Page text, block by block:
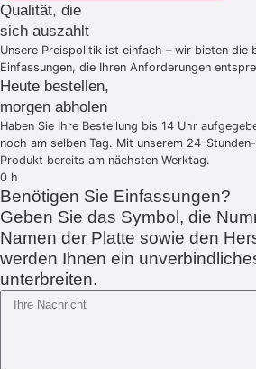
Qualität, die
sich auszahlt
Unsere Preispolitik ist einfach – wir bieten die
Einfassungen, die Ihren Anforderungen
Heute bestellen,
morgen abholen
Haben Sie Ihre Bestellung bis 14 Uhr
noch am selben Tag. Mit unserem 24-
Produkt bereits am nächsten Werktag.
0 h
Benötigen Sie Einfassungen?
Geben Sie das Symbol, die
Namen der Platte sowie den
werden Ihnen ein
unterbreiten.